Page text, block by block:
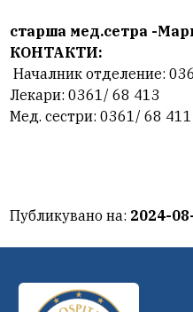
старша мед.сетра -
КОНТАКТИ:
Началник отделение:
Лекари: 0361/ 68 413
Мед. сестри: 0361/ 68 411
Публикувано на: 2024-